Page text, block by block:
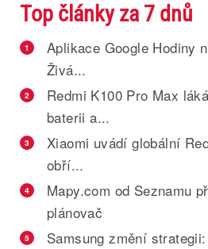
Top články za 7 dnů
1
Aplikace Google Hodiny
Živá...
2
Redmi K100 Pro Max
baterii a...
3
Xiaomi uvádí globální
obří...
4
Mapy.com od Seznamu
plánovač
5
Samsung změní